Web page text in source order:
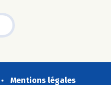
Mentions légales